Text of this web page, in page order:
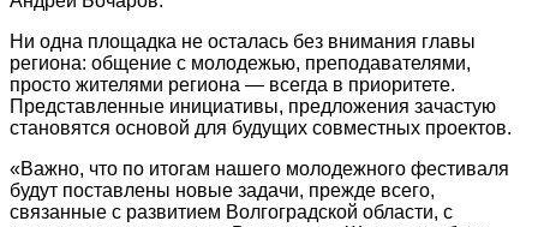
Ни одна площадка не осталась без внимания главы
региона: общение с молодежью, преподавателями,
просто жителями региона — всегда в приоритете.
Представленные инициативы, предложения зачастую
становятся основой для будущих совместных проектов.
«Важно, что по итогам нашего молодежного фестиваля
будут поставлены новые задачи, прежде всего,
связанные с развитием Волгоградской области, с